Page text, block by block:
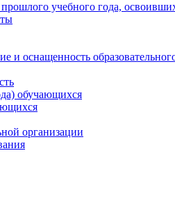
прошлого учебного года,
и оснащенность
обучающихся
организации